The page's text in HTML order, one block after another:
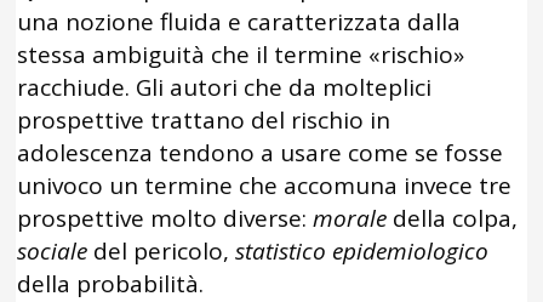
una nozione fluida e caratterizzata dalla
stessa ambiguità che il termine «rischio»
racchiude. Gli autori che da molteplici
prospettive trattano del rischio in
adolescenza tendono a usare come se fosse
univoco un termine che accomuna invece tre
prospettive molto diverse:morale della colpa,
sociale del pericolo,statistico epidemiologico
della probabilità.